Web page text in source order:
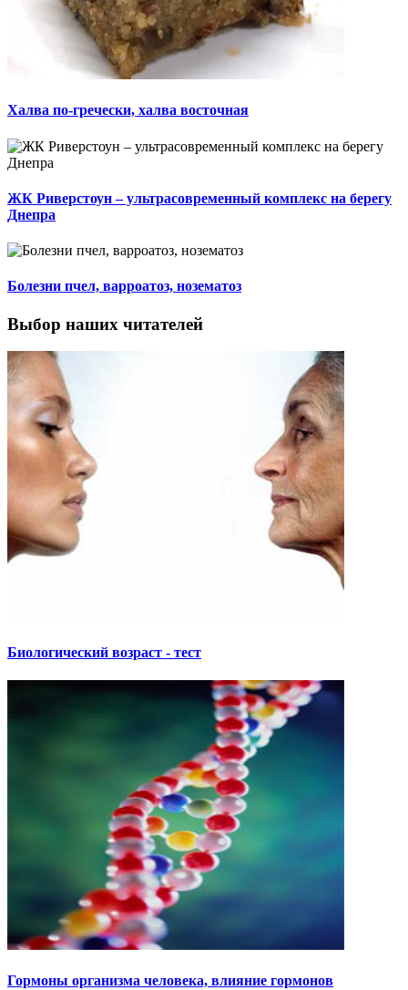
Халва по-гречески, халва восточная
ЖК Риверстоун – ультрасовременный комплекс на берегу
Днепра
Болезни пчел, варроатоз, нозематоз
Выбор наших читателей
Биологический возраст - тест
Гормоны организма человека, влияние гормонов